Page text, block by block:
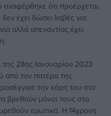
ότι προέρχεται
έχει δώσει λαβές για
αλλά απεναντίας έχει
28ης Ιανουαρίου 2023
από τον πατέρα της
την κόρη του στο
βρεθούν μόνοι τους στο
ερωτικά. Η 14χρονη